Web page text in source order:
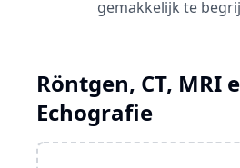
gemakkelijk te
Röntgen, CT, MRI
Echografie